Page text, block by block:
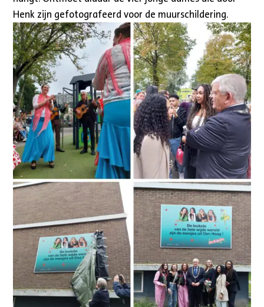
Henk zijn gefotografeerd voor de muurschildering.